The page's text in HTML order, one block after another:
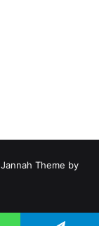
Jannah Theme by